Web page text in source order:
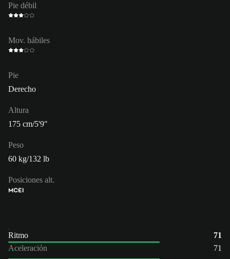
Pie débil
Mov. hábiles
Pie
Derecho
Altura
175 cm/5'9"
Peso
60 kg/132 lb
Posiciones alt.
MCEI
Ritmo
71
Aceleración
71